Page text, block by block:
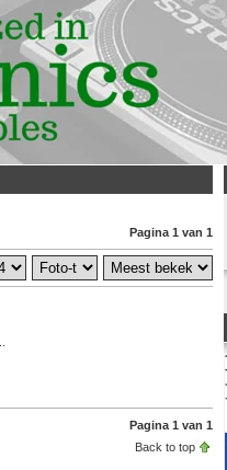
Pagina 1 van 1
Pagina 1 van 1
Back to top